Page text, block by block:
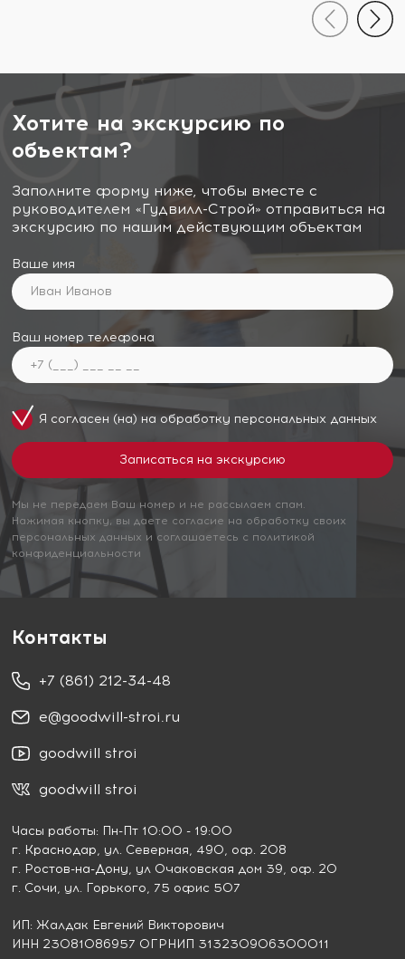
Хотите на экскурсию по
объектам?
Заполните форму ниже, чтобы вместе с
руководителем «Гудвилл-Строй» отправиться на
экскурсию по нашим действующим объектам
Ваше имя
Ваш номер телефона
Я согласен (на) на обработку персональных данных
Мы не передаем Ваш номер и не рассылаем спам.
Нажимая кнопку, вы даете согласие на обработку своих
персональных данных и соглашаетесь с политикой
конфиденциальности
Контакты
+7 (861) 212-34-48
e@goodwill-stroi.ru
goodwill stroi
goodwill stroi
Часы работы: Пн-Пт 10:00 - 19:00
г. Краснодар, ул. Северная, 490, оф. 208
г. Ростов-на-Дону, ул Очаковская дом 39, оф. 20
г. Сочи, ул. Горького, 75 офис 507
ИП: Жалдак Евгений Викторович
ИНН 23081086957 ОГРНИП 313230906300011